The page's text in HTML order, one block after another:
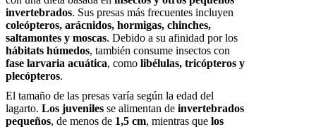
invertebrados. Sus presas más frecuentes incluyen
coleópteros, arácnidos, hormigas, chinches,
saltamontes y moscas. Debido a su afinidad por los
hábitats húmedos, también consume insectos con
fase larvaria acuática, como libélulas, tricópteros y
plecópteros.
El tamaño de las presas varía según la edad del
lagarto. Los juveniles se alimentan de invertebrados
pequeños, de menos de 1,5 cm, mientras que los